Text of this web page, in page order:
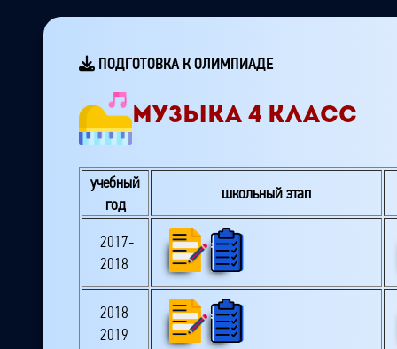
ПОДГОТОВКА К ОЛИМПИАДЕ
МУЗЫКА 4 КЛАСС
учебный
год
школьный этап
2017-
2018
2018-
2019